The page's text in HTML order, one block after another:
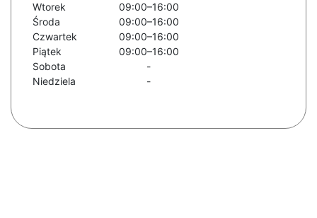
Wtorek
09:00–16:00
Środa
09:00–16:00
Czwartek
09:00–16:00
Piątek
09:00–16:00
Sobota
-
Niedziela
-